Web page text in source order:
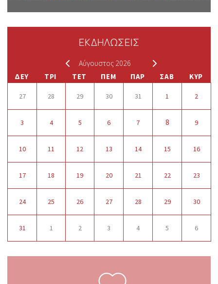
ΕΚΔΗΛΩΣΕΙΣ
Αύγουστος 2026
ΔΕΥ ΤΡΙ ΤΕΤ ΠΕΜ ΠΑΡ ΣΑΒ ΚΥΡ
27 28 29 30 31 1 2
3 4 5 6 7 8 9
10 11 12 13 14 15 16
17 18 19 20 21 22 23
24 25 26 27 28 29 30
31 1 2 3 4 5 6